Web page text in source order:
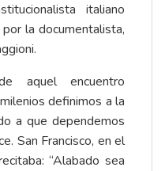
italiano
la documentalista,
aquel encuentro
definimos a la
a que dependemos
San Francisco, en el
“Alabado sea